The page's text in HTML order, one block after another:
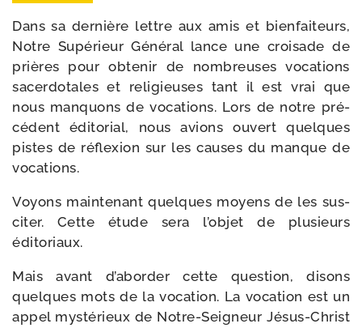
Dans sa der­nière lettre aux amis et bien­fai­teurs,
Notre Supérieur Général lance une croi­sade de
prières pour obte­nir de nom­breuses voca­tions
sacer­do­tales et reli­gieuses tant il est vrai que
nous man­quons de voca­tions. Lors de notre pré­
cé­dent édi­to­rial, nous avions ouvert quelques
pistes de réflexion sur les causes du manque de
vocations.
Voyons main­te­nant quelques moyens de les sus­
ci­ter. Cette étude sera l’objet de plu­sieurs
éditoriaux.
Mais avant d’aborder cette ques­tion, disons
quelques mots de la voca­tion. La voca­tion est un
appel mys­té­rieux de Notre-​Seigneur Jésus-​Christ